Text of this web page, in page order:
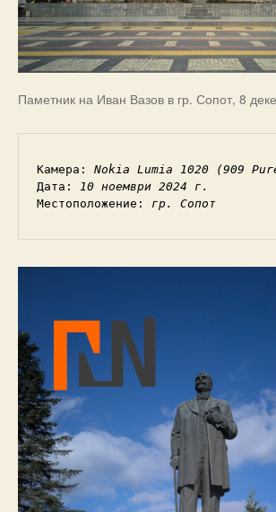
Паметник на Иван Вазов в гр. Сопот, 8
Камера: Nokia Lumia 1020 (909
Дата:
10 ноември 2024 г.
Местоположение: гр. Сопот